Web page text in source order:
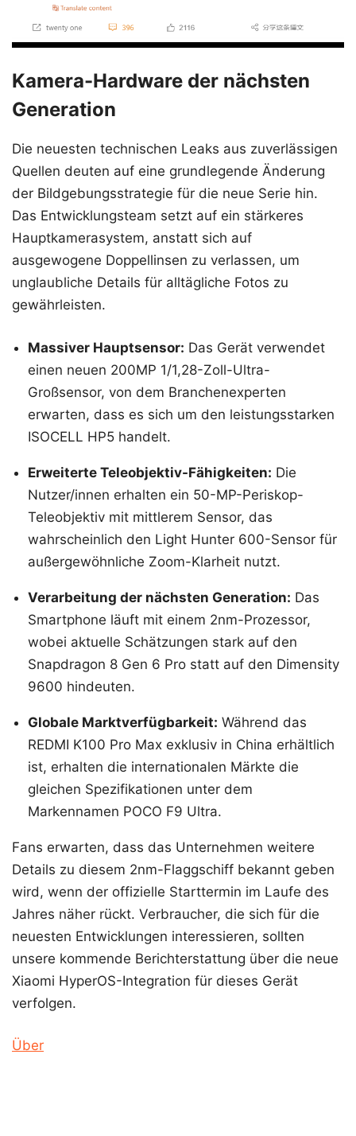
Kamera-Hardware der nächsten
Generation
Die neuesten technischen Leaks aus zuverlässigen
Quellen deuten auf eine grundlegende Änderung
der Bildgebungsstrategie für die neue Serie hin.
Das Entwicklungsteam setzt auf ein stärkeres
Hauptkamerasystem, anstatt sich auf
ausgewogene Doppellinsen zu verlassen, um
unglaubliche Details für alltägliche Fotos zu
gewährleisten.
Massiver Hauptsensor: Das Gerät verwendet
einen neuen 200MP 1/1,28-Zoll-Ultra-
Großsensor, von dem Branchenexperten
erwarten, dass es sich um den leistungsstarken
ISOCELL HP5 handelt.
Erweiterte Teleobjektiv-Fähigkeiten: Die
Nutzer/innen erhalten ein 50-MP-Periskop-
Teleobjektiv mit mittlerem Sensor, das
wahrscheinlich den Light Hunter 600-Sensor für
außergewöhnliche Zoom-Klarheit nutzt.
Verarbeitung der nächsten Generation: Das
Smartphone läuft mit einem 2nm-Prozessor,
wobei aktuelle Schätzungen stark auf den
Snapdragon 8 Gen 6 Pro statt auf den Dimensity
9600 hindeuten.
Globale Marktverfügbarkeit: Während das
REDMI K100 Pro Max exklusiv in China erhältlich
ist, erhalten die internationalen Märkte die
gleichen Spezifikationen unter dem
Markennamen POCO F9 Ultra.
Fans erwarten, dass das Unternehmen weitere
Details zu diesem 2nm-Flaggschiff bekannt geben
wird, wenn der offizielle Starttermin im Laufe des
Jahres näher rückt. Verbraucher, die sich für die
neuesten Entwicklungen interessieren, sollten
unsere kommende Berichterstattung über die neue
Xiaomi HyperOS-Integration für dieses Gerät
verfolgen.
Über